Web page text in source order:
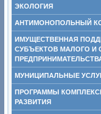
ЭКОЛОГИЯ
АНТИМОНОПОЛЬНЫЙ
ИМУЩЕСТВЕННАЯ
СУБЪЕКТОВ МАЛОГО И
МУНИЦИПАЛЬНЫЕ
ПРОГРАММЫ
РАЗВИТИЯ